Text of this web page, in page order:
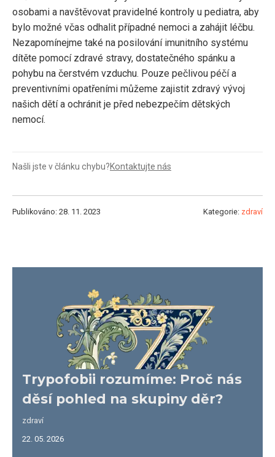
osobami a navštěvovat pravidelné kontroly u pediatra, aby
bylo možné včas odhalit případné nemoci a zahájit léčbu.
Nezapomínejme také na posilování imunitního systému
dítěte pomocí zdravé stravy, dostatečného spánku a
pohybu na čerstvém vzduchu. Pouze pečlivou péčí a
preventivními opatřeními můžeme zajistit zdravý vývoj
našich dětí a ochránit je před nebezpečím dětských
nemocí.
Našli jste v článku chybu?Kontaktujte nás
Publikováno: 28. 11. 2023 Kategorie: zdraví
Trypofobii rozumíme: Proč nás
děsí pohled na skupiny děr?
zdraví
22. 05. 2026